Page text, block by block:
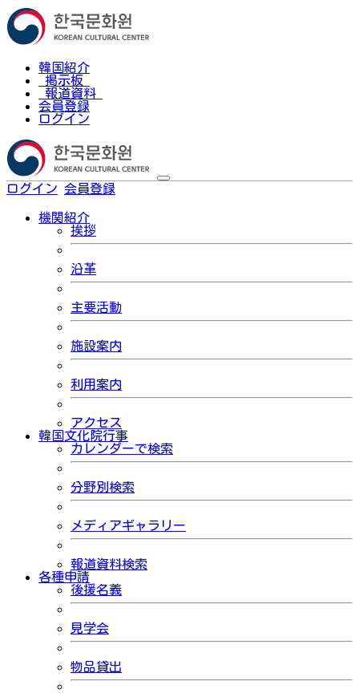
韓国紹介
掲示板
報道資料
会員登録
ログイン
ログイン 会員登録
機関紹介
挨拶
沿革
主要活動
施設案内
利用案内
アクセス
韓国文化院行事
カレンダーで検索
分野別検索
メディアギャラリー
報道資料検索
各種申請
後援名義
見学会
物品貸出